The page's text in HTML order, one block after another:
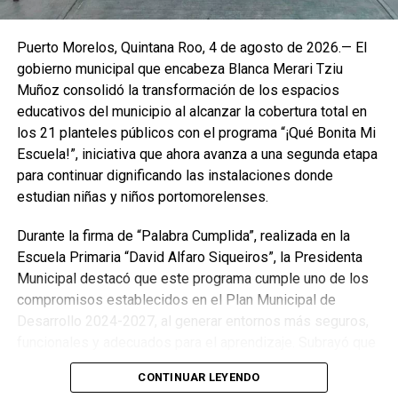
Puerto Morelos, Quintana Roo, 4 de agosto de 2026.— El
gobierno municipal que encabeza Blanca Merari Tziu
Muñoz consolidó la transformación de los espacios
educativos del municipio al alcanzar la cobertura total en
los 21 planteles públicos con el programa “¡Qué Bonita Mi
Escuela!”, iniciativa que ahora avanza a una segunda etapa
para continuar dignificando las instalaciones donde
estudian niñas y niños portomorelenses.
Durante la firma de “Palabra Cumplida”, realizada en la
Escuela Primaria “David Alfaro Siqueiros”, la Presidenta
Municipal destacó que este programa cumple uno de los
compromisos establecidos en el Plan Municipal de
Desarrollo 2024-2027, al generar entornos más seguros,
la primera etapa permitió intervenir la totalidad de las
escuelas públicas, mediante acciones de poda, limpieza
CONTINUAR LEYENDO